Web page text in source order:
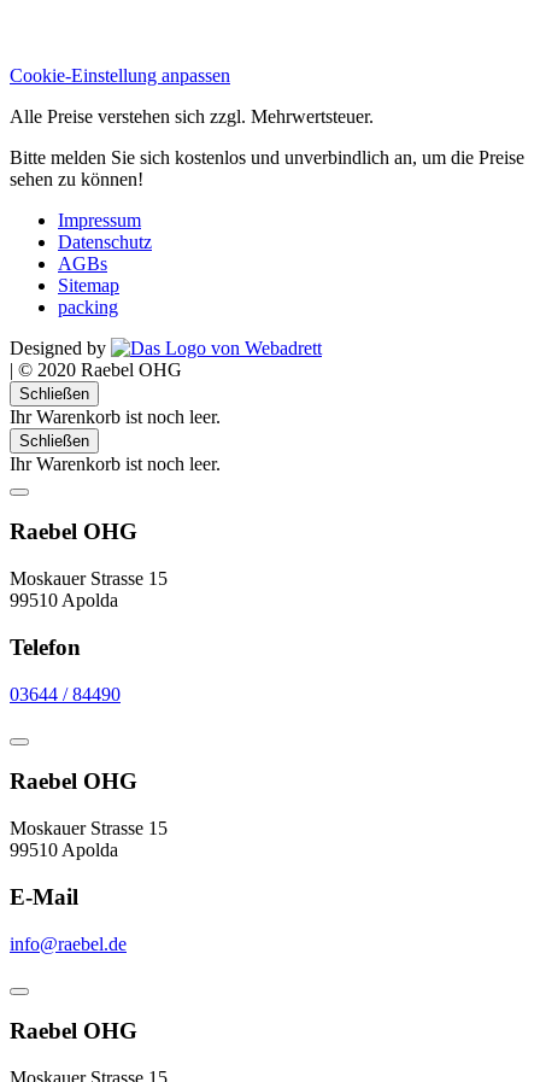
Cookie-Einstellung anpassen
Alle Preise verstehen sich zzgl. Mehrwertsteuer.
Bitte melden Sie sich kostenlos und unverbindlich an, um die Preise
sehen zu können!
Impressum
Datenschutz
AGBs
Sitemap
packing
Designed by
| © 2020 Raebel OHG
Schließen
Ihr Warenkorb ist noch leer.
Schließen
Ihr Warenkorb ist noch leer.
Raebel OHG
Moskauer Strasse 15
99510 Apolda
Telefon
03644 / 84490
Raebel OHG
Moskauer Strasse 15
99510 Apolda
E-Mail
info@raebel.de
Raebel OHG
Moskauer Strasse 15